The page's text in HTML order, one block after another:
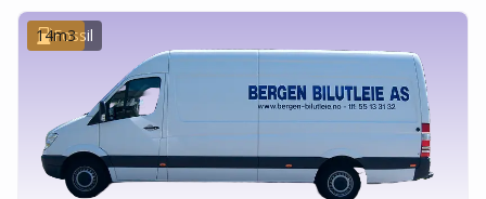
Fossil
14m3